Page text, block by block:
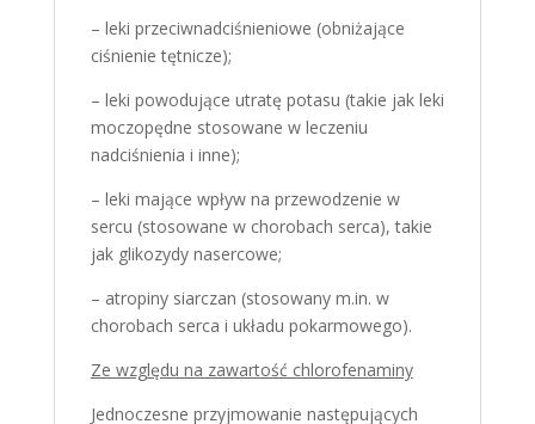
– leki przeciwnadciśnieniowe (obniżające
ciśnienie tętnicze);
– leki powodujące utratę potasu (takie jak leki
moczopędne stosowane w leczeniu
nadciśnienia i inne);
– leki mające wpływ na przewodzenie w
sercu (stosowane w chorobach serca), takie
jak glikozydy nasercowe;
– atropiny siarczan (stosowany m.in. w
chorobach serca i układu pokarmowego).
Ze względu na zawartość chlorofenaminy
Jednoczesne przyjmowanie następujących